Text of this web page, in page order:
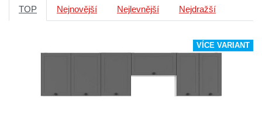
TOP Nejnovější Nejlevnější Nejdražší
VÍCE VARIANT